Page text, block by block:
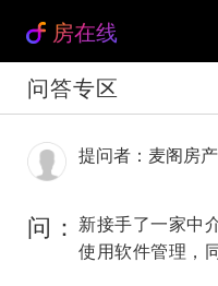
房在线
问答专区
提问者：麦阁房产
问： 新接手了一家中
使用软件管理，